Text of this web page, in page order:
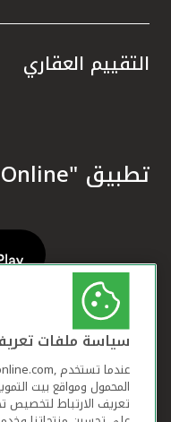
التقييم العقاري
تطبيق "KFHOnline" للهواتف الذكية
سياسة ملفات
المحمول ومواقع بيت
تعريف الارتباط لتخصيص